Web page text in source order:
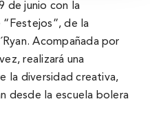
de junio con la
de la
Acompañada por
realizará una
la diversidad creativa,
desde la escuela bolera